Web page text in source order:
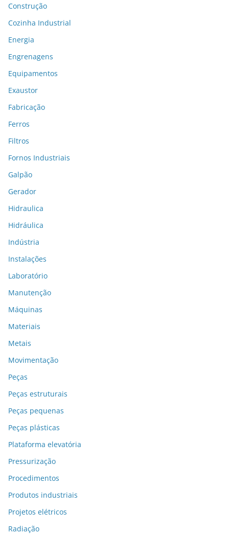
Construção
Cozinha Industrial
Energia
Engrenagens
Equipamentos
Exaustor
Fabricação
Ferros
Filtros
Fornos Industriais
Galpão
Gerador
Hidraulica
Hidráulica
Indústria
Instalações
Laboratório
Manutenção
Máquinas
Materiais
Metais
Movimentação
Peças
Peças estruturais
Peças pequenas
Peças plásticas
Plataforma elevatória
Pressurização
Procedimentos
Produtos industriais
Projetos elétricos
Radiação